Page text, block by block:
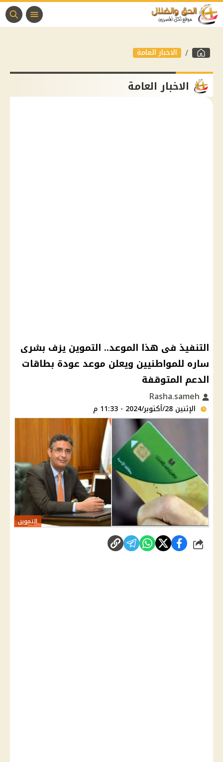
الاخبار العامة
الاخبار العامة
التنفيذ فى هذا الموعد.. التموين يزف بشرى
ساره للمواطنيين ويعلن موعد عودة بطاقات
الدعم المتوقفة
الإثنين 28/أكتوبر/2024 - 11:33 م
التموين
شارك